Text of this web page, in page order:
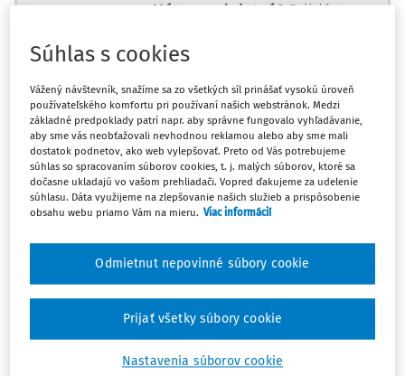
Máte predplatné? Prihláste sa
Ups, zatiaľ ste si prečítali len
začiatok...
Celý odborný obsah z tejto oblasti je
dostupný predplatiteľom portálu.
Odomknite si prístup k odbornému
obsahu a získajte prístup na 10 dní
zdarma, stačí sa len zaregistrovať.
Vďaka registrácii získate prístup aj k
Súhlas s cookies
Vážený návštevník, snažíme sa zo všetkých síl prinášať vysokú úroveň
používateľského komfortu pri používaní našich webstránok. Medzi
základné predpoklady patrí napr. aby správne fungovalo vyhľadávanie,
aby sme vás neobťažovali nevhodnou reklamou alebo aby sme mali
dostatok podnetov, ako web vylepšovať. Preto od Vás potrebujeme
súhlas so spracovaním súborov cookies, t. j. malých súborov, ktoré sa
dočasne ukladajú vo vašom prehliadači. Vopred ďakujeme za udelenie
súhlasu. Dáta využijeme na zlepšovanie našich služieb a prispôsobenie
obsahu webu priamo Vám na mieru. Viac informácií
Nastavenia súborov cookie
Odmietnut nepovinné súbory cookie
Prijať všetky súbory cookie